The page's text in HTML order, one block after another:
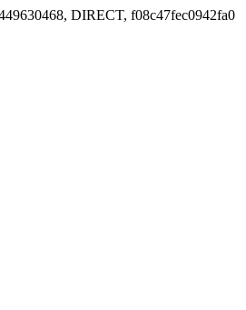
DIRECT, f08c47fec0942fa0